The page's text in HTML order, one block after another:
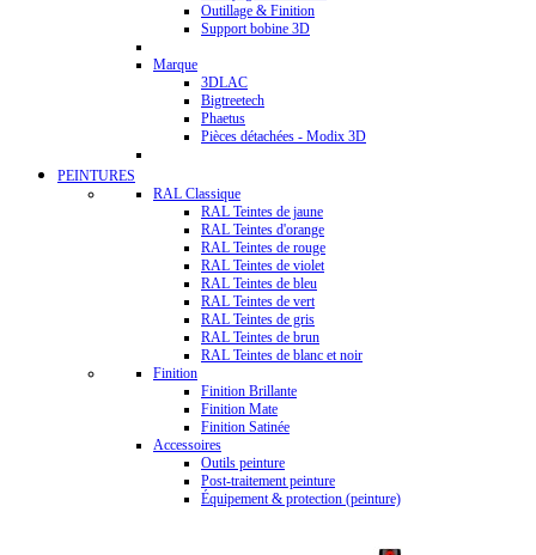
Outillage & Finition
Support bobine 3D
Marque
3DLAC
Bigtreetech
Phaetus
Pièces détachées - Modix 3D
PEINTURES
RAL Classique
RAL Teintes de jaune
RAL Teintes d'orange
RAL Teintes de rouge
RAL Teintes de violet
RAL Teintes de bleu
RAL Teintes de vert
RAL Teintes de gris
RAL Teintes de brun
RAL Teintes de blanc et noir
Finition
Finition Brillante
Finition Mate
Finition Satinée
Accessoires
Outils peinture
Post-traitement peinture
Équipement & protection (peinture)